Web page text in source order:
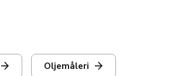
Oljemåleri